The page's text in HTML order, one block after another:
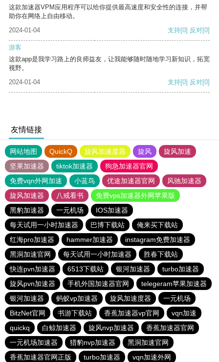
这款加速器VPM应用程序可以给你提供最高速度和安全性的连接，并帮
助你在网络上自由移动。
2024-01-04
支持[0] 反对[0]
游客
这款app是我学习路上的良师益友，让我能够随时随地学习新知识，拓宽
视野。
2024-01-04
支持[0] 反对[0]
友情链接
网站地图 QuickQ 旋风加速度器 旋风
旋风加速
坚果加速器
tiktok加速器
狗急加速器官网
免费vqn外网加速
小蓝鸟 优途加速器官网
风驰加速器
旋风加速器
八戒看书
免费vps加速器外网苹果版
黑豹加速器
一元机场
IOS加速器
每天试用一小时加速器
巴博下载站
俺来买下载站
红海pro加速器
hammer加速器
instagram免费加速器
黑洞加速官网
每天试用一小时加速器
胜春下载站
快连pvn加速器
6513下载站 银河加速器
turbo加速器
旋风pvn加速器
手机外国加速器官网
telegeram苹果加速器
银河加速器
蚂蚁vp加速器 旋风加速度器
一元机场
BitzNet官网
书游下载站 香蕉加速器vp官网
vqn加速
quickq
白鲸加速器 旋风nvp加速器
香蕉加速器官网
一元机场加速器
猎豹nvp加速器
黑洞加速官网
香蕉加速器官网正版
turbo加速器 vqn加速外网